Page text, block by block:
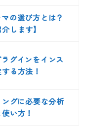
の選び方とは？
します】
グインをインス
る方法！
グに必要な分析
い方！